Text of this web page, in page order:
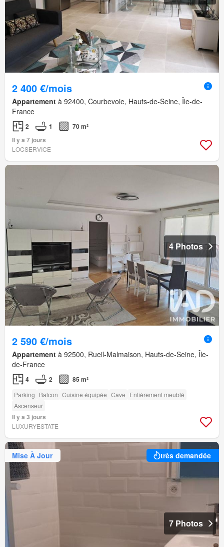
2 400 €/mois
Appartement à 92400, Courbevoie, Hauts-de-Seine, Île-de-
France
2 1
70 m²
Il y a 7 jours
LOCSERVICE
4 Photos
2 590 €/mois
Appartement à 92500, Rueil-Malmaison, Hauts-de-Seine, Île-
de-France
4 2 85 m²
Parking Balcon Cuisine équipée Cave Entièrement meublé
Ascenseur
Il y a 3 jours
LUXURYESTATE
Mise À Jour très demandée
7 Photos